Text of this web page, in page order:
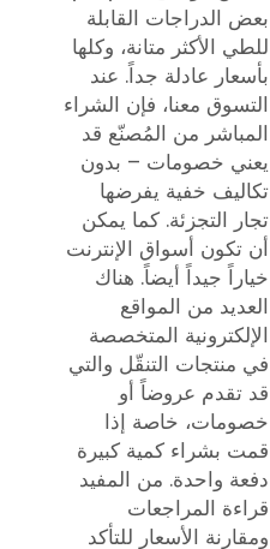
بعض الدراجات القابلة
للطي الأكثر متانة، وكلها
بأسعار عادلة جداً. عند
التسوق معنا، فإن الشراء
المباشر من المُصنّع قد
يعني خصومات – بدون
تكاليف خفية يفرضها
تجار التجزئة. كما يمكن
أن تكون أسواق الإنترنت
خياراً جيداً أيضاً. هناك
العديد من المواقع
الإلكترونية المتخصصة
في منتجات التنقّل والتي
قد تقدم عروضاً أو
خصومات، خاصة إذا
قمت بشراء كمية كبيرة
دفعة واحدة. من المفيد
قراءة المراجعات
ومقارنة الأسعار للتأكد